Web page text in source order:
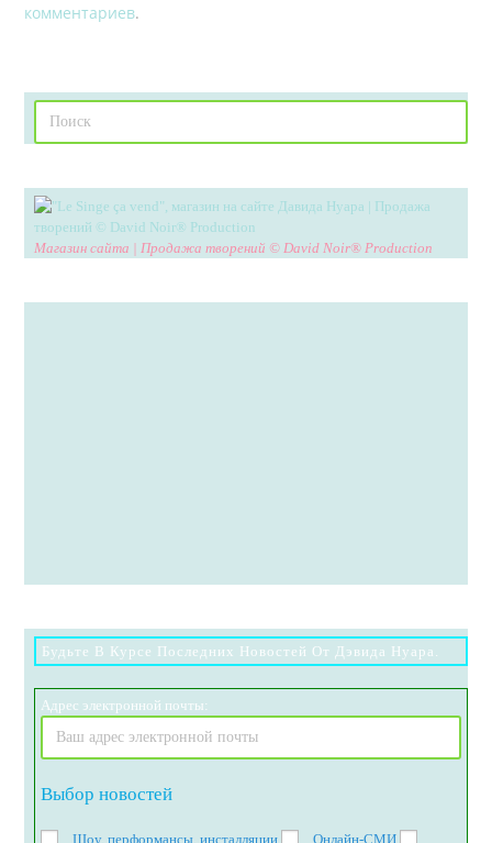
комментариев.
Магазин сайта | Продажа творений © David Noir® Production
Будьте В Курсе Последних Новостей От Дэвида Нуара.
Адрес электронной почты:
Выбор новостей
Шоу, перформансы, инсталляции
Онлайн-СМИ